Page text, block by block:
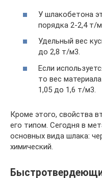
У шлакобетона
порядка 2-2,4 т/
Удельный вес
до 2,8 т/м3.
Если
то вес
1,05 до 1,6 т/м3.
Кроме этого, свойства
его типом. Сегодня в
основных вида шлака:
химический.